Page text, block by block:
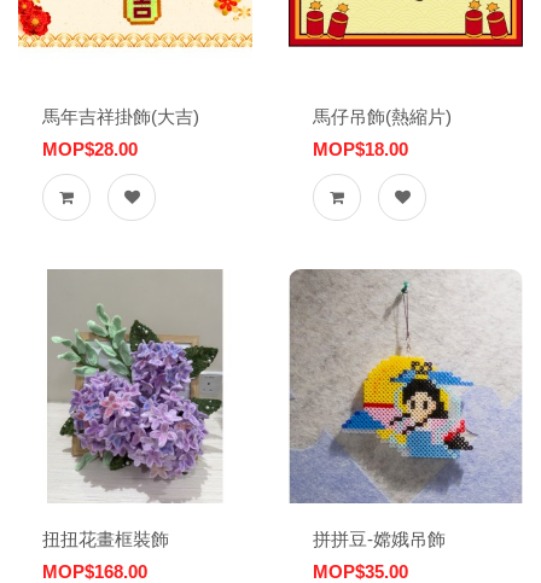
馬年吉祥掛飾(大吉)
MOP$28.00
馬仔吊飾(熱縮片)
MOP$18.00
扭扭花畫框裝飾
MOP$168.00
拼拼豆-嫦娥吊飾
MOP$35.00